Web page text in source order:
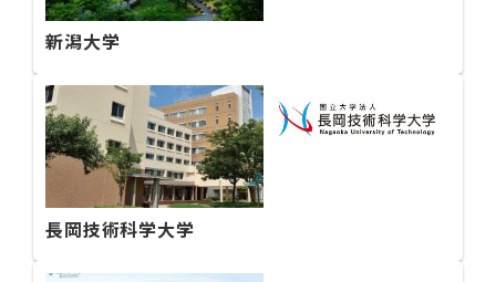
新潟大学
長岡技術科学大学